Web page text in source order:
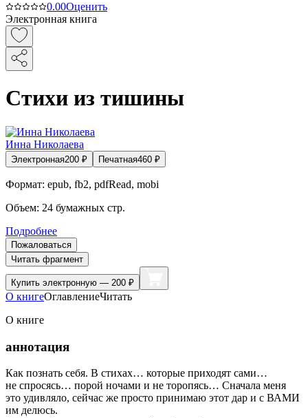
0.00Оценить
Электронная книга
Стихи из тишины
Инна Николаева
Электронная200 ₽ Печатная460 ₽
Формат: epub, fb2, pdfRead, mobi
Объем: 24 бумажных стр.
Подробнее
Пожаловаться
Читать фрагмент
Купить электронную — 200 ₽
О книгеОглавлениеЧитать
О книге
аннотация
Как познать себя. В стихах… которые приходят сами…
не спросясь… порой ночами и не торопясь… Сначала меня
это удивляло, сейчас же просто принимаю этот дар и с ВАМИ
им делюсь.